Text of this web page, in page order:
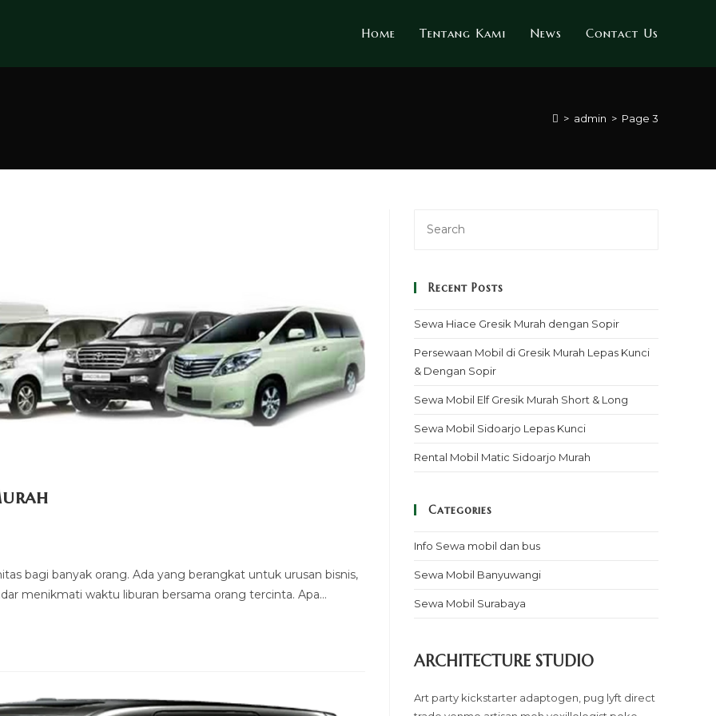
Home Tentang Kami News Contact Us
> admin > Page 3
bagi banyak orang. Ada yang berangkat untuk urusan bisnis,
menikmati waktu liburan bersama orang tercinta. Apa…
Recent Posts
Sewa Hiace Gresik Murah dengan Sopir
Persewaan Mobil di Gresik Murah Lepas Kunci
& Dengan Sopir
Sewa Mobil Elf Gresik Murah Short & Long
Sewa Mobil Sidoarjo Lepas Kunci
Rental Mobil Matic Sidoarjo Murah
Categories
Info Sewa mobil dan bus
Sewa Mobil Banyuwangi
Sewa Mobil Surabaya
ARCHITECTURE STUDIO
Art party kickstarter adaptogen, pug lyft direct